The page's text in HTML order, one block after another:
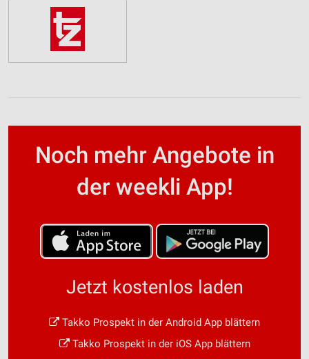
Noch mehr Angebote in
der weekli App!
Jetzt kostenlos laden
Takko Prospekt in der Android App blättern
Takko Prospekt in der iOS App blättern